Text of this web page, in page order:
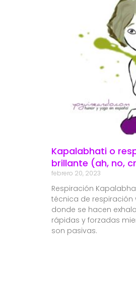
Kapalabhati o
brillante (ah, no,
febrero 20, 2023
Respiración
técnica de
donde se hacen
rápidas y forzadas
son pasivas.